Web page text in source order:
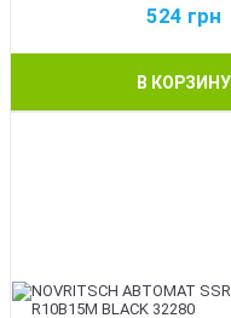
524 грн
В КОРЗИНУ